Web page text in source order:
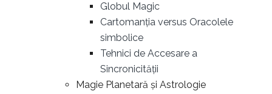
Globul Magic
Cartomanția versus Oracolele
simbolice
Tehnici de Accesare a
Sincronicității
Magie Planetară și Astrologie